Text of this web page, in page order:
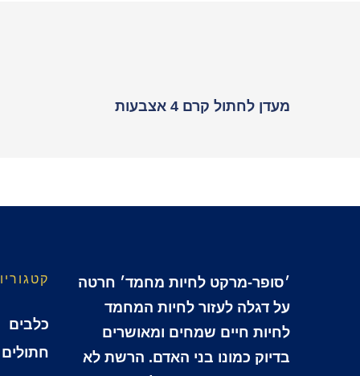
מעדן לחתול קרם 4 אצבעות
׳סופר-מרקט לחיות מחמד׳ חרטה
על דגלה לעזור לחיות המחמד
לחיות חיים שמחים ומאושרים
בדיוק כמונו בני האדם. הרשת לא
כלבים
חתולים